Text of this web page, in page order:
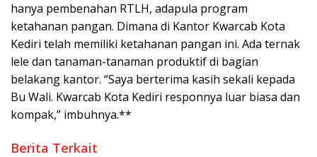
hanya pembenahan RTLH, adapula program
ketahanan pangan. Dimana di Kantor Kwarcab Kota
Kediri telah memiliki ketahanan pangan ini. Ada ternak
lele dan tanaman-tanaman produktif di bagian
belakang kantor. “Saya berterima kasih sekali kepada
Bu Wali. Kwarcab Kota Kediri responnya luar biasa dan
kompak,” imbuhnya.**
Berita Terkait